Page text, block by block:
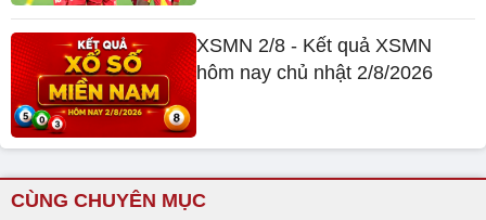
XSMN 2/8 - Kết quả XSMN
hôm nay chủ nhật 2/8/2026
CÙNG CHUYÊN MỤC